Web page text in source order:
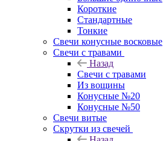
Короткие
Стандартные
Тонкие
Свечи конусные восковые
Свечи с травами
Назад
Свечи с травами
Из вощины
Конусные №20
Конусные №50
Свечи витые
Скрутки из свечей